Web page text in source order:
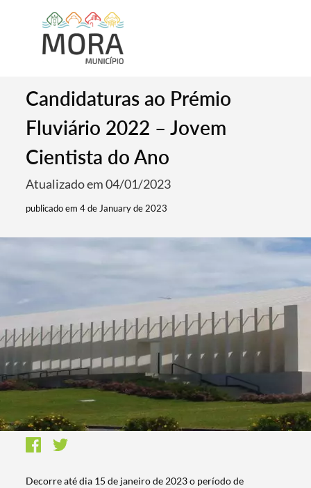
Candidaturas ao Prémio
Fluviário 2022 – Jovem
Cientista do Ano
Atualizado em 04/01/2023
publicado em 4 de January de 2023
Decorre até dia 15 de janeiro de 2023 o período de